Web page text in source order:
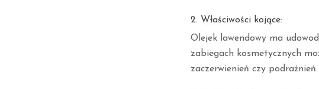
2. Właściwości kojące:
Olejek lawendowy ma
zabiegach kosmetycznych
zaczerwienień czy podrażnień.